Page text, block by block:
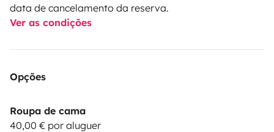
data de cancelamento da reserva.
Ver as condições
Opções
Roupa de cama
40,00 € por aluguer